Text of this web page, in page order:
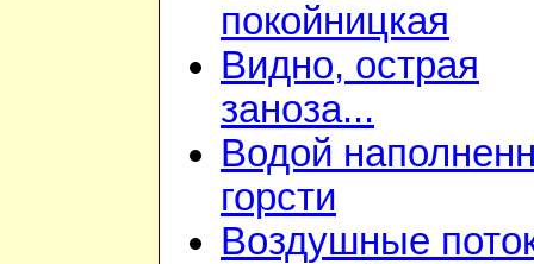
покойницкая
Видно, острая
заноза...
Водой
горсти
Воздушные